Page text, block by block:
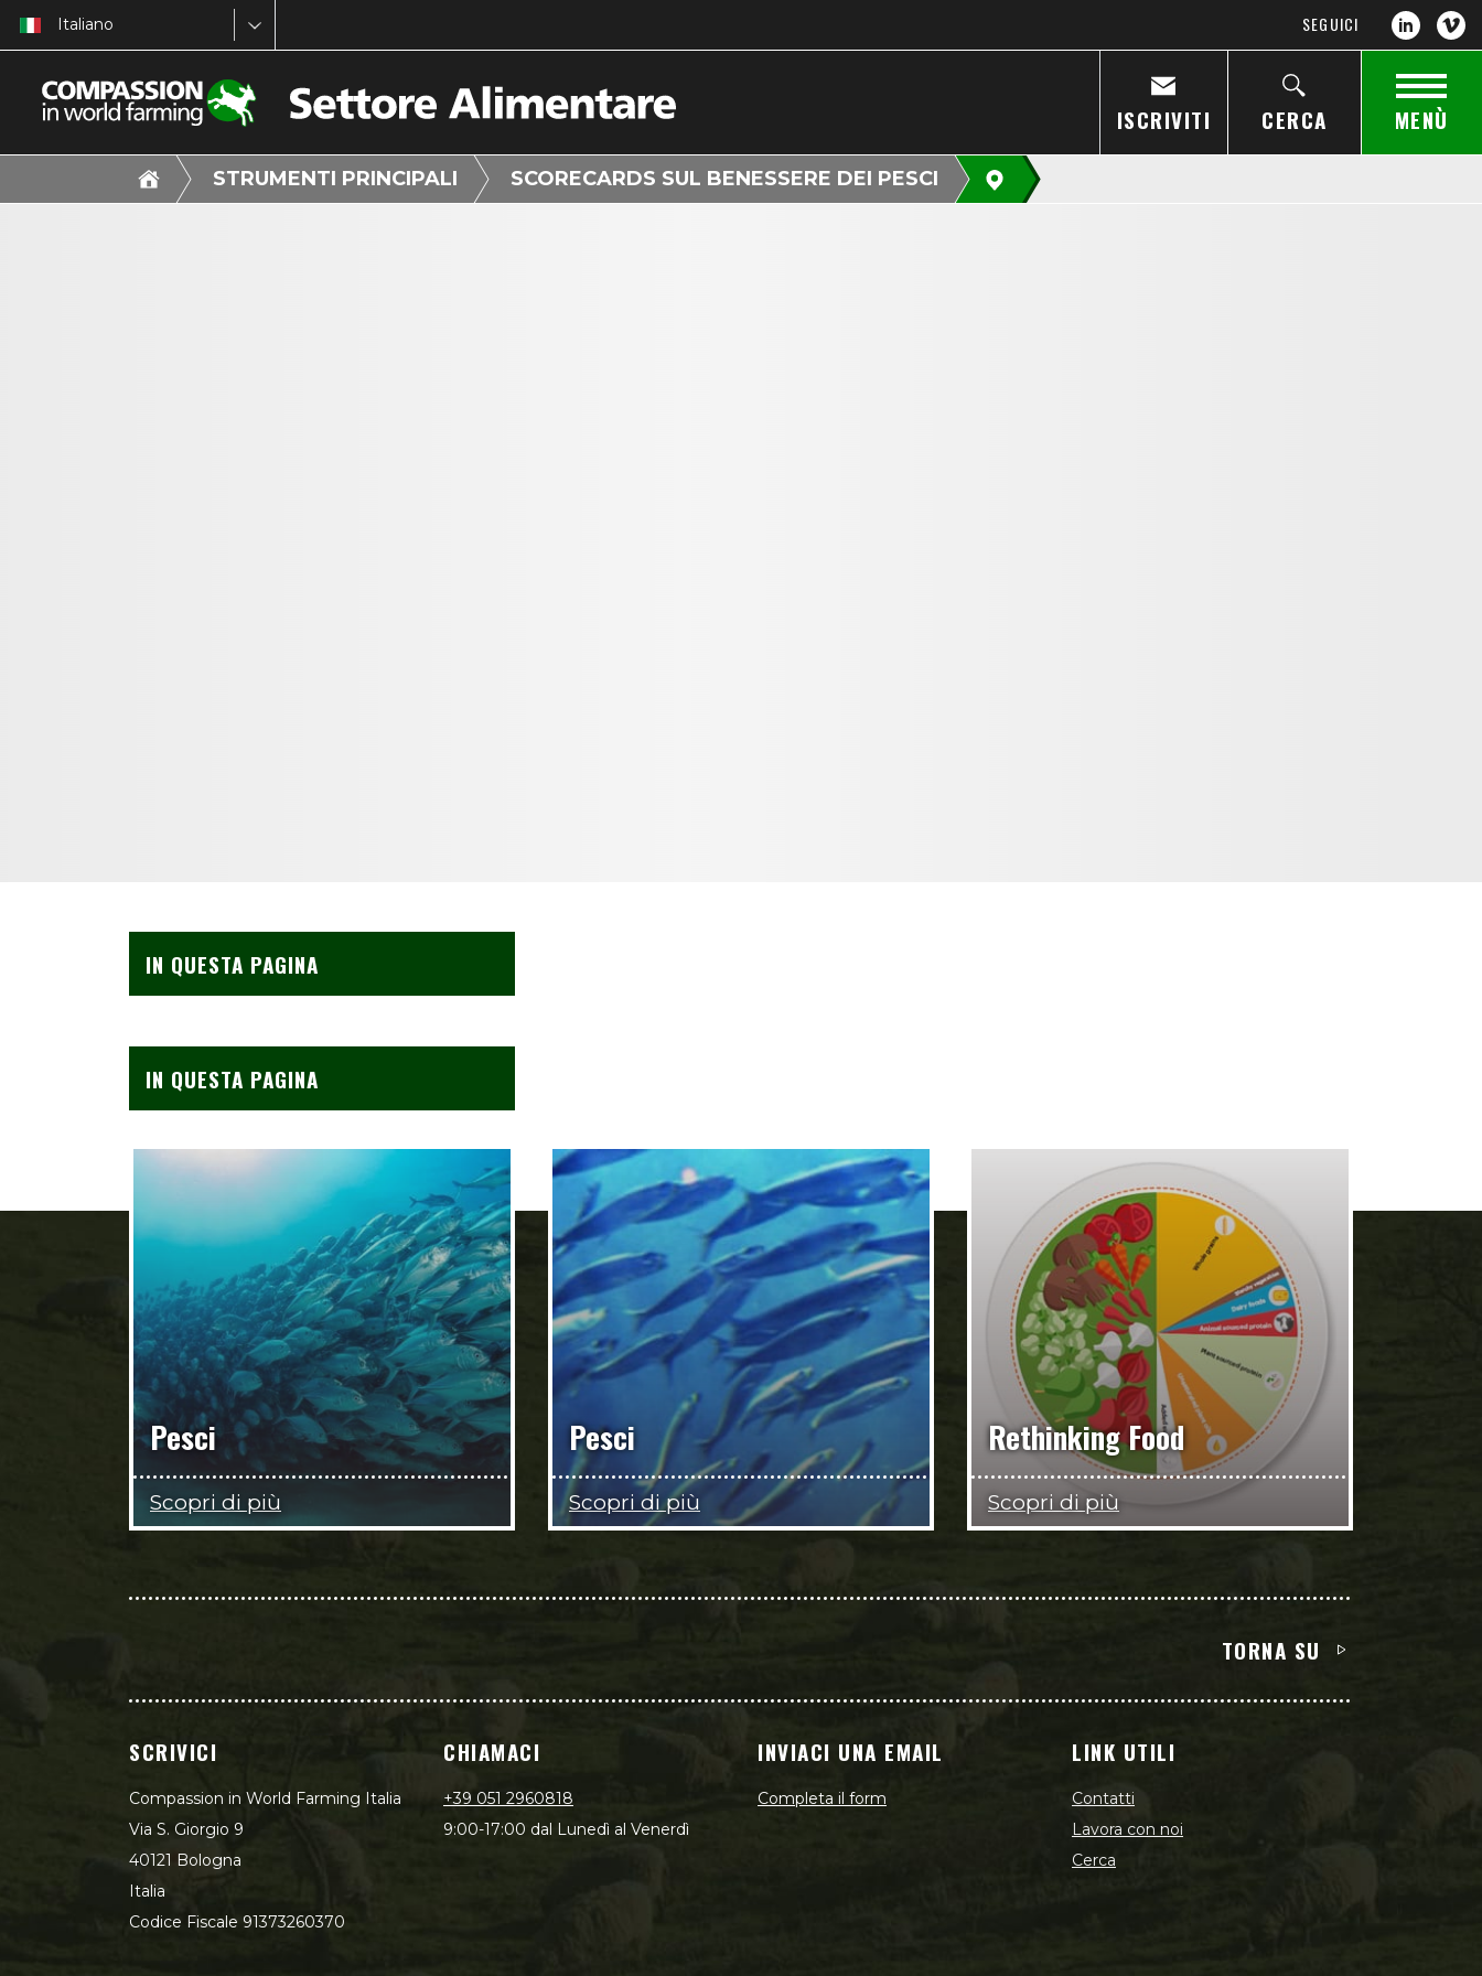
Italiano SEGUICI
ISCRIVITI CERCA MENÙ
STRUMENTI PRINCIPALI SCORECARDS SUL BENESSERE DEI PESCI
IN QUESTA PAGINA
IN QUESTA PAGINA
Pesci
Scopri di più
Pesci
Scopri di più
Rethinking Food
Scopri di più
TORNA SU
SCRIVICI
Compassion in World Farming Italia
Via S. Giorgio 9
40121 Bologna
Italia
Codice Fiscale 91373260370
CHIAMACI
+39 051 2960818
9:00-17:00 dal Lunedì al Venerdì
INVIACI UNA EMAIL
Completa il form
LINK UTILI
Contatti
Lavora con noi
Cerca